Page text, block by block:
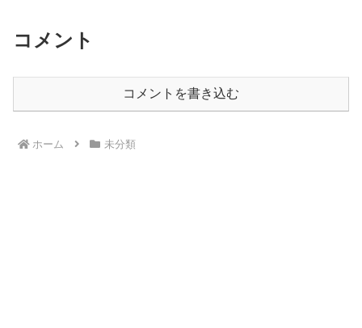
コメント
コメントを書き込む
ホーム 未分類